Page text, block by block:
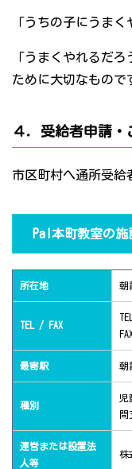
「うちの子にうまく
「うまくやれるだ
ために大切なもので
４．受給者申請・
市区町村へ通所受給
Pal本町教室の施
所在地 朝
TEL / FAX
最寄駅 朝
種別
児
問
運営または設置法
人等
株